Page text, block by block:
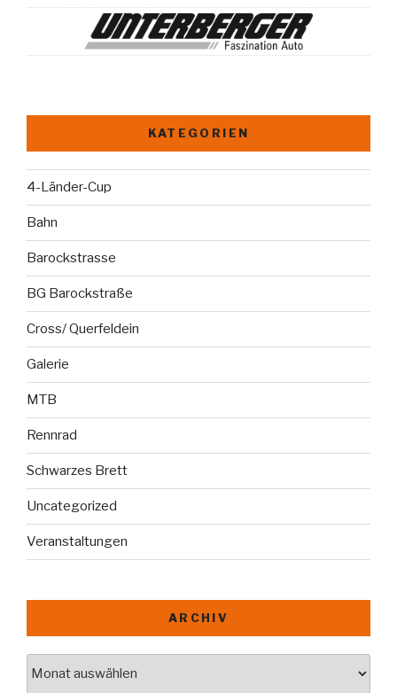
KATEGORIEN
4-Länder-Cup
Bahn
Barockstrasse
BG Barockstraße
Cross/ Querfeldein
Galerie
MTB
Rennrad
Schwarzes Brett
Uncategorized
Veranstaltungen
ARCHIV